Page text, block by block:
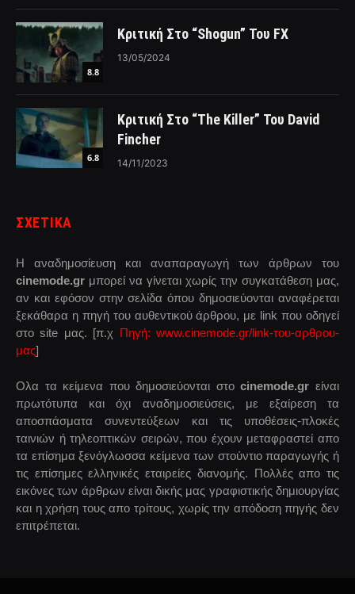
8.8
Κριτική Στο “Shogun” Του FX
13/05/2024
6.8
Κριτική Στο “The Killer” Του David
Fincher
14/11/2023
ΣΧΕΤΙΚΑ
Η αναδημοσίευση και αναπαραγωγή των άρθρων του
cinemode.gr μπορεί να γίνεται χωρίς την συγκατάθεση μας,
αν και εφόσον στην σελίδα όπου δημοσιεύονται αναφέρεται
ξεκάθαρα η πηγή του αυθεντικού άρθρου, με link που οδηγεί
στο site μας. [π.χ Πηγή: www.cinemode.gr/link-του-αρθρου-
μας]
Ολα τα κείμενα που δημοσιεύονται στοcinemode.gr είναι
πρωτότυπα και όχι αναδημοσιεύσεις, με εξαίρεση τα
αποσπάσματα συνεντεύξεων και τις υποθέσεις-πλοκές
ταινιών ή τηλεοπτικών σειρών, που έχουν μεταφραστεί απο
τα επίσημα ξενόγλωσσα κείμενα των στούντιο παραγωγής ή
τις επίσημες ελληνικές εταιρείες διανομής. Πολλές απο τις
εικόνες των άρθρων είναι δικής μας γραφιστικής δημιουργίας
και η χρήση τους απο τρίτους, χωρίς την απόδοση πηγής δεν
επιτρέπεται.